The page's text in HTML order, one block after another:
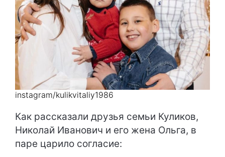
instagram/kulikvitaliy1986
Как рассказали друзья семьи Куликов,
Николай Иванович и его жена Ольга, в
паре царило согласие: